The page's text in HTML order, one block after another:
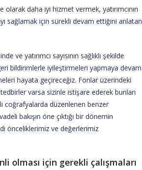
daha iyi hizmet vermek, yatırımcının
sağlamak için sürekli devam ettiğini anlatan
ve yatırımcı sayısının sağlıklı şekilde
bildirimlerle iyileştirmeleri yapmaya devam
hayata geçireceğiz. Fonlar üzerindeki
varsa sizinle istişare ederek bunları
coğrafyalarda düzenlenen benzer
bakışın öne çıktığı bir dönemin
önceliklerimiz ve değerlerimiz
olması için gerekli çalışmaları